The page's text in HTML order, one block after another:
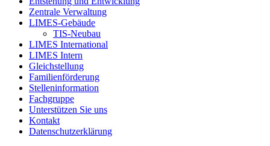
Zentrale Verwaltung
LIMES-Gebäude
TIS-Neubau
LIMES International
LIMES Intern
Gleichstellung
Familienförderung
Stelleninformation
Fachgruppe
Unterstützen Sie uns
Kontakt
Datenschutzerklärung